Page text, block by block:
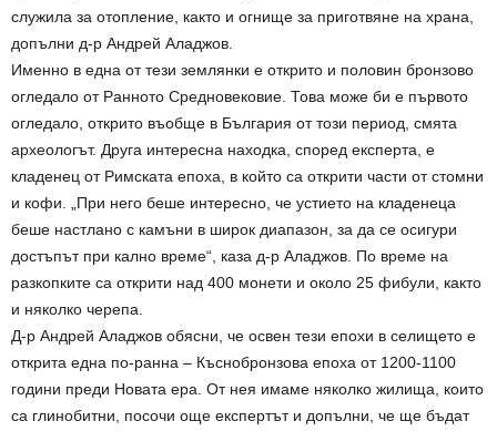
служила за отопление, както и огнище за приготвяне на храна,
допълни д-р Андрей Аладжов.
Именно в една от тези землянки е открито и половин бронзово
огледало от Ранното Средновековие. Това може би е първото
огледало, открито въобще в България от този период, смята
археологът. Друга интересна находка, според експерта, е
кладенец от Римската епоха, в който са открити части от стомни
и кофи. „При него беше интересно, че устието на кладенеца
беше настлано с камъни в широк диапазон, за да се осигури
достъпът при кално време“, каза д-р Аладжов. По време на
разкопките са открити над 400 монети и около 25 фибули, както
и няколко черепа.
Д-р Андрей Аладжов обясни, че освен тези епохи в селището е
открита една по-ранна – Къснобронзова епоха от 1200-1100
години преди Новата ера. От нея имаме няколко жилища, които
са глинобитни, посочи още експертът и допълни, че ще бъдат